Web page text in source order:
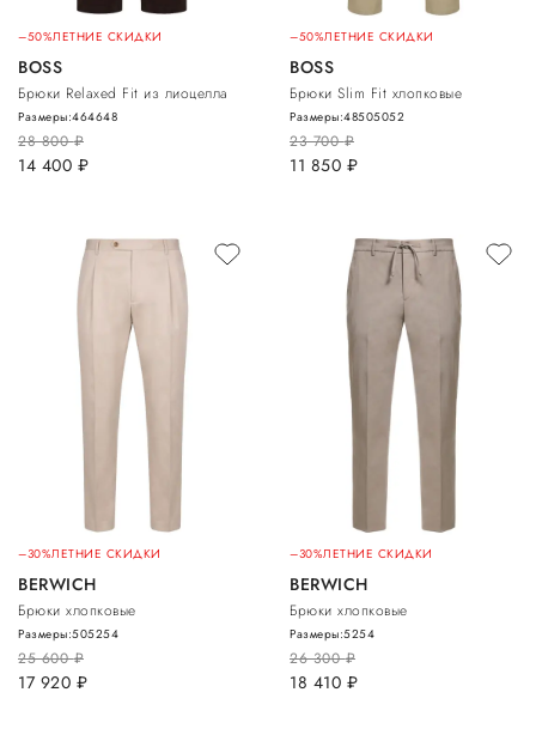
–50%ЛЕТНИЕ СКИДКИ
BOSS
Брюки Relaxed Fit из лиоцелла
28 800руб.
14 400 руб.
Размеры:464648
–50%ЛЕТНИЕ СКИДКИ
BOSS
Брюки Slim Fit хлопковые
23 700руб.
11 850 руб.
Размеры:48505052
–30%ЛЕТНИЕ СКИДКИ
BERWICH
Брюки хлопковые
25 600руб.
17 920 руб.
Размеры:505254
–30%ЛЕТНИЕ СКИДКИ
BERWICH
Брюки хлопковые
26 300руб.
18 410 руб.
Размеры:5254